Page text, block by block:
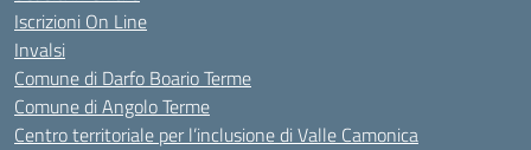
Iscrizioni On Line
Invalsi
Comune di Darfo Boario Terme
Comune di Angolo Terme
Centro territoriale per l’inclusione di Valle Camonica